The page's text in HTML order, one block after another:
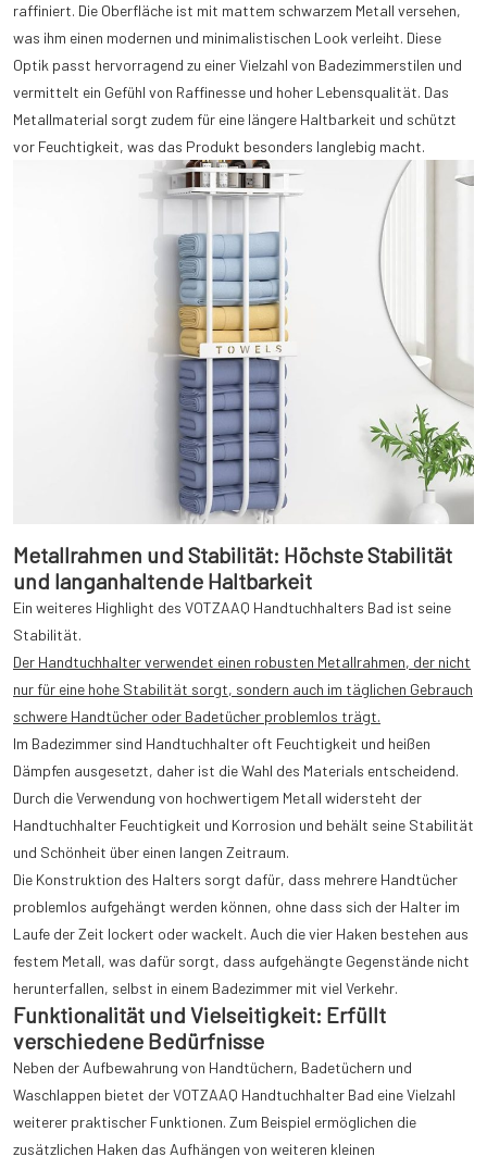
raffiniert. Die Oberfläche ist mit mattem schwarzem Metall versehen,
was ihm einen modernen und minimalistischen Look verleiht. Diese
Optik passt hervorragend zu einer Vielzahl von Badezimmerstilen und
vermittelt ein Gefühl von Raffinesse und hoher Lebensqualität. Das
Metallmaterial sorgt zudem für eine längere Haltbarkeit und schützt
vor Feuchtigkeit, was das Produkt besonders langlebig macht.
Metallrahmen und Stabilität: Höchste Stabilität
und langanhaltende Haltbarkeit
Ein weiteres Highlight des VOTZAAQ Handtuchhalters Bad ist seine
Stabilität.
Der Handtuchhalter verwendet einen robusten Metallrahmen, der nicht
nur für eine hohe Stabilität sorgt, sondern auch im täglichen Gebrauch
schwere Handtücher oder Badetücher problemlos trägt.
Im Badezimmer sind Handtuchhalter oft Feuchtigkeit und heißen
Dämpfen ausgesetzt, daher ist die Wahl des Materials entscheidend.
Durch die Verwendung von hochwertigem Metall widersteht der
Handtuchhalter Feuchtigkeit und Korrosion und behält seine Stabilität
und Schönheit über einen langen Zeitraum.
Die Konstruktion des Halters sorgt dafür, dass mehrere Handtücher
problemlos aufgehängt werden können, ohne dass sich der Halter im
Laufe der Zeit lockert oder wackelt. Auch die vier Haken bestehen aus
festem Metall, was dafür sorgt, dass aufgehängte Gegenstände nicht
herunterfallen, selbst in einem Badezimmer mit viel Verkehr.
Funktionalität und Vielseitigkeit: Erfüllt
verschiedene Bedürfnisse
Neben der Aufbewahrung von Handtüchern, Badetüchern und
Waschlappen bietet der VOTZAAQ Handtuchhalter Bad eine Vielzahl
weiterer praktischer Funktionen. Zum Beispiel ermöglichen die
zusätzlichen Haken das Aufhängen von weiteren kleinen